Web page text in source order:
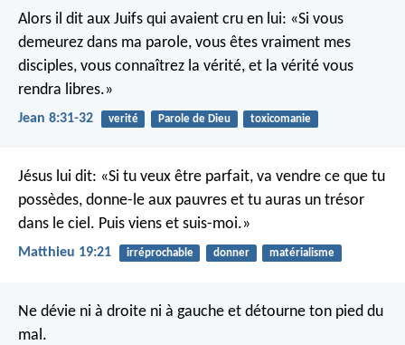
Alors il dit aux Juifs qui avaient cru en lui: «Si vous
demeurez dans ma parole, vous êtes vraiment mes
disciples, vous connaîtrez la vérité, et la vérité vous
rendra libres.»
Jean 8:31-32 verité Parole de Dieu toxicomanie
Jésus lui dit: «Si tu veux être parfait, va vendre ce que tu
possèdes, donne-le aux pauvres et tu auras un trésor
dans le ciel. Puis viens et suis-moi.»
Matthieu 19:21 irréprochable donner matérialisme
Ne dévie ni à droite ni à gauche et détourne ton pied du
mal.